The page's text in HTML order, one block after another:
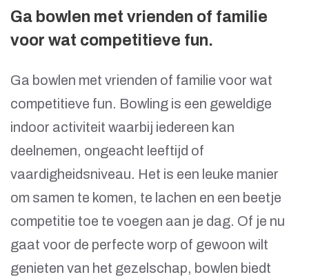
Ga bowlen met vrienden of familie
voor wat competitieve fun.
Ga bowlen met vrienden of familie voor wat
competitieve fun. Bowling is een geweldige
indoor activiteit waarbij iedereen kan
deelnemen, ongeacht leeftijd of
vaardigheidsniveau. Het is een leuke manier
om samen te komen, te lachen en een beetje
competitie toe te voegen aan je dag. Of je nu
gaat voor de perfecte worp of gewoon wilt
genieten van het gezelschap, bowlen biedt